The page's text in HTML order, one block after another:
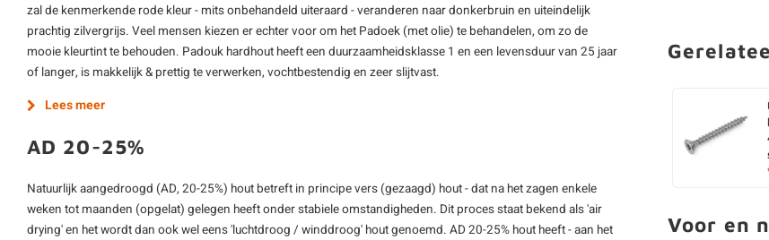
zal de kenmerkende rode kleur - mits onbehandeld uiteraard - veranderen naar donkerbruin en uiteindelijk
prachtig zilvergrijs. Veel mensen kiezen er echter voor om het Padoek (met olie) te behandelen, om zo de
mooie kleurtint te behouden. Padouk hardhout heeft een duurzaamheidsklasse 1 en een levensduur van 25 jaar
of langer, is makkelijk & prettig te verwerken, vochtbestendig en zeer slijtvast.
Lees meer
AD 20-25%
Natuurlijk aangedroogd (AD, 20-25%) hout betreft in principe vers (gezaagd) hout - dat na het zagen enkele
weken tot maanden (opgelat) gelegen heeft onder stabiele omstandigheden. Dit proces staat bekend als 'air
drying' en het wordt dan ook wel eens 'luchtdroog / winddroog' hout genoemd. AD 20-25% hout heeft - aan het
Voor en